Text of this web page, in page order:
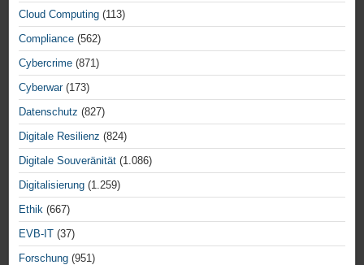
Cloud Computing (113)
Compliance (562)
Cybercrime (871)
Cyberwar(173)
Datenschutz (827)
Digitale Resilienz (824)
Digitale Souveränität (1.086)
Digitalisierung (1.259)
Ethik (667)
EVB-IT (37)
Forschung (951)